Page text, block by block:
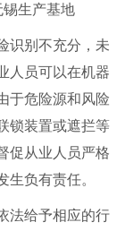
生产基地
识别不充分，未
人员可以在机器
于危险源和风险
锁装置或遮拦等
促从业人员严格
生负有责任。
法给予相应的行